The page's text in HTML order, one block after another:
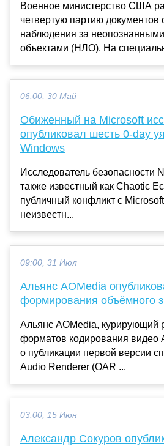
Военное министерство США
четвертую партию документов
наблюдения за
объектами (НЛО). На
06:00, 30 Май
Обиженный на Microsoft
опубликовал шесть 0-day
Windows
Исследователь безопасности
также известный как Chaotic
публичный конфликт с
неизвестн...
09:00, 31 Июл
Альянс AOMedia
формирования объёмного
Альянс AOMedia, курирующий
форматов кодирования видео
о публикации первой версии
Audio Renderer (OAR ...
03:00, 15 Июн
Александр Сокуров